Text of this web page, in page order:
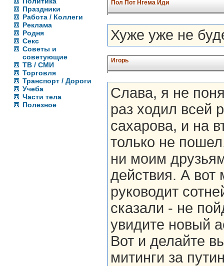
Праздники
Работа / Коллеги
Реклама
Родня
Секс
Советы и
советующие
ТВ / СМИ
Торговля
Транспорт / Дороги
Учеба
Части тела
Полезное
Пол Пот Нгема Иди
Хуже уже не
Игорь
Слава, я не
раз ходил всей
сахарова, и на
только не
ни моим
действия. А вот
руководит
сказали - не
увидите новый
Вот и делайте
митинги за